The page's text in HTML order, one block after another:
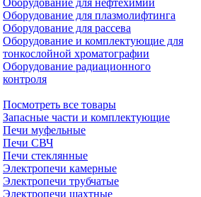
Оборудование для нефтехимии
Оборудование для плазмолифтинга
Оборудование для рассева
Оборудование и комплектующие для
тонкослойной хроматографии
Оборудование радиационного
контроля
Посмотреть все товары
Запасные части и комплектующие
Печи муфельные
Печи СВЧ
Печи стеклянные
Электропечи камерные
Электропечи трубчатые
Электропечи шахтные